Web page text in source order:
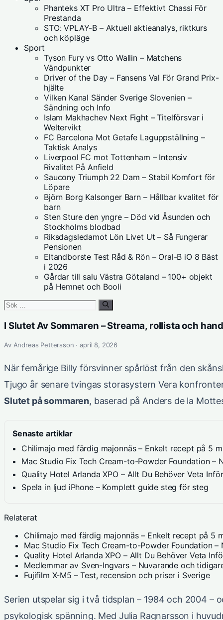
Phanteks XT Pro Ultra – Effektivt Chassi För
Prestanda
STO: VPLAY-B – Aktuell aktieanalys, riktkurs
och köpläge
Sport
Tyson Fury vs Otto Wallin – Matchens
Vändpunkter
Driver of the Day – Fansens Val För Grand Prix-
hjälte
Vilken Kanal Sänder Sverige Slovenien –
Sändning och Info
Islam Makhachev Next Fight – Titelförsvar i
Weltervikt
FC Barcelona Mot Getafe Laguppställning –
Taktisk Analys
Liverpool FC mot Tottenham – Intensiv
Rivalitet På Anfield
Saucony Triumph 22 Dam – Stabil Komfort för
Löpare
Björn Borg Kalsonger Barn – Hållbar kvalitet för
barn
Sten Sture den yngre – Död vid Åsunden och
Stockholms blodbad
Riksdagsledamot Lön Livet Ut – Så Fungerar
Pensionen
Eltandborste Test Råd & Rön – Oral-B iO 8 Bäst
i 2026
Gårdar till salu Västra Götaland – 100+ objekt
på Hemnet och Booli
Sök
I Slutet Av Sommaren – Streama, rollista och
Av Andreas Pettersson · april 8, 2026
När femårige Billy försvinner spårlöst från den
Tjugo år senare tvingas storasystern Vera
Slutet på sommaren, baserad på Anders de la
Senaste artiklar
Chilimajo med färdig majonnäs – Enkelt recept på 5
Mac Studio Fix Tech Cream-to-Powder Foundation –
Quality Hotel Arlanda XPO – Allt Du Behöver Veta
Spela in ljud iPhone – Komplett guide steg för steg
Relaterat
Chilimajo med färdig majonnäs – Enkelt recept på 5
Mac Studio Fix Tech Cream-to-Powder Foundation
Quality Hotel Arlanda XPO – Allt Du Behöver Veta
Medlemmar av Sven-Ingvars – Nuvarande och
Fujifilm X-M5 – Test, recension och priser i Sverige
Serien utspelar sig i två tidsplan – 1984 och 2004 –
psykologisk spänning. Med Julia Ragnarsson i